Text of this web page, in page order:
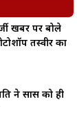
खबर पर बोले
तस्वीर का
ने सास को ही